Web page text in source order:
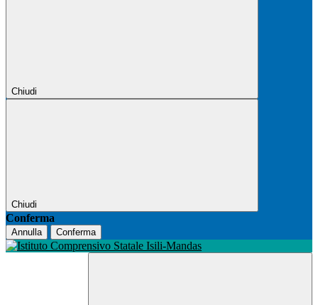
Chiudi
Chiudi
Conferma
Annulla Conferma